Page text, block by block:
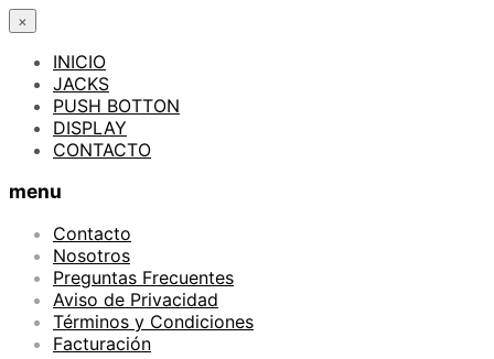
×
INICIO
JACKS
PUSH BOTTON
DISPLAY
CONTACTO
menu
Contacto
Nosotros
Preguntas Frecuentes
Aviso de Privacidad
Términos y Condiciones
Facturación